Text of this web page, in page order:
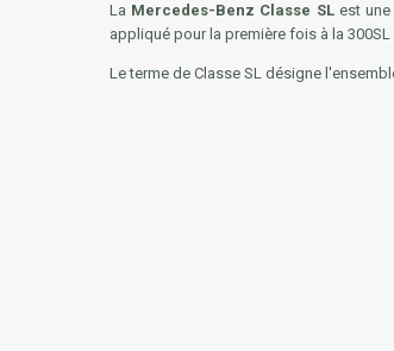
La Mercedes-Benz Classe SLest une
appliqué pour la première fois à la
Le terme de Classe SL désigne